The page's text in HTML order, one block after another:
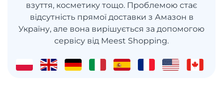
взуття, косметику тощо. Проблемою стає
відсутність прямої доставки з Амазон в
Україну, але вона вирішується за допомогою
сервісу від Meest Shopping.